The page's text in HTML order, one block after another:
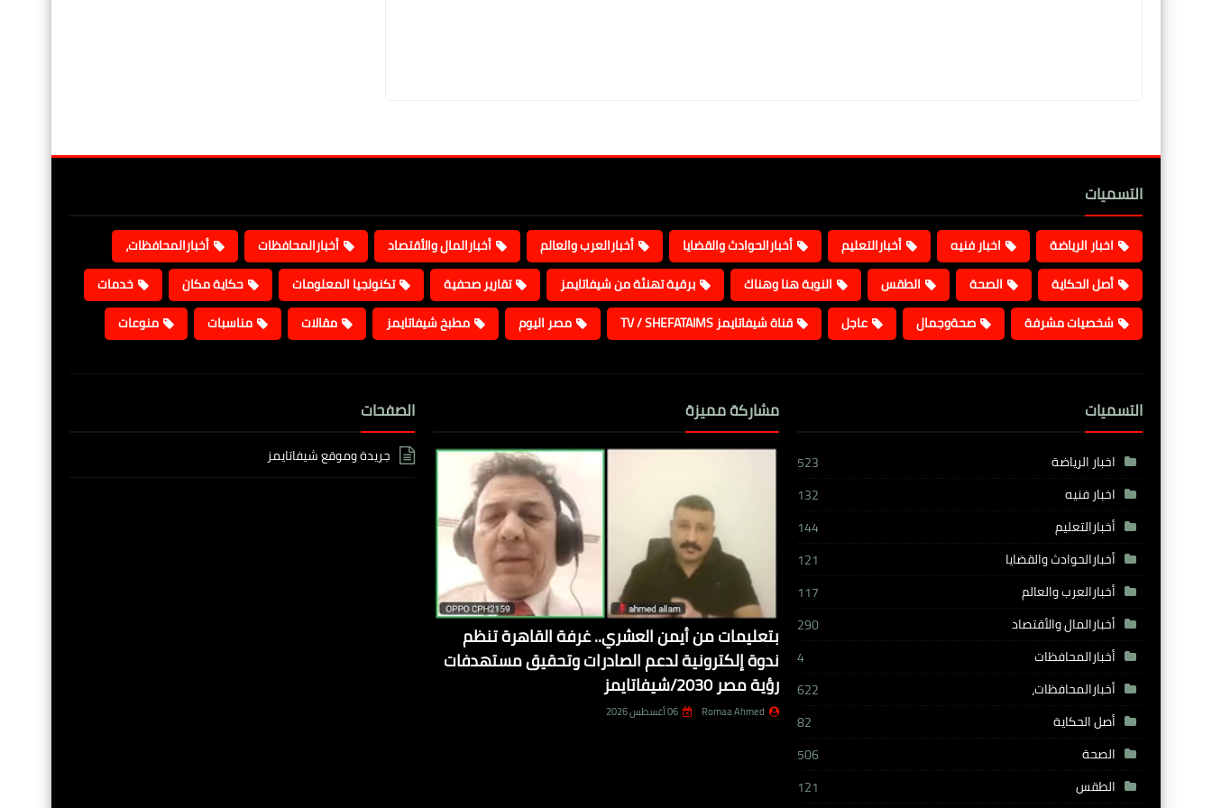
التسميات
اخبار الرياضة اخبار فنيه أخبارالتعليم أخبارالحوادث والقضايا أخبارالعرب والعالم أخبارالمال والأقتصاد أخبارالمحافظات
أخبارالمحافظات،
أصل الحكاية
الصحة الطقس النوبة هنا وهناك برقية تهنئة من شيفاتايمز تقارير صحفية تكنولجيا المعلومات حكاية مكان
خدمات
شخصيات مشرفة
صحةوجمال عاجل قناة شيفاتايمز TV / SHEFATAIMS مصر اليوم مطبخ شيفاتايمز مقالات مناسبات منوعات
التسميات
اخبار الرياضة
523
اخبار فنيه
132
أخبارالتعليم
144
أخبارالحوادث والقضايا
121
أخبارالعرب والعالم
117
أخبارالمال والأقتصاد
290
أخبارالمحافظات
4
أخبارالمحافظات،
622
أصل الحكاية
82
الصحة
506
الطقس
121
مشاركة مميزة
بتعليمات من أيمن العشري.. غرفة القاهرة تنظم
ندوة إلكترونية لدعم الصادرات وتحقيق مستهدفات
رؤية مصر 2030/شيفاتايمز
Romaa Ahmed 06 أغسطس 2026
الصفحات
جريدة وموقع شيفاتايمز